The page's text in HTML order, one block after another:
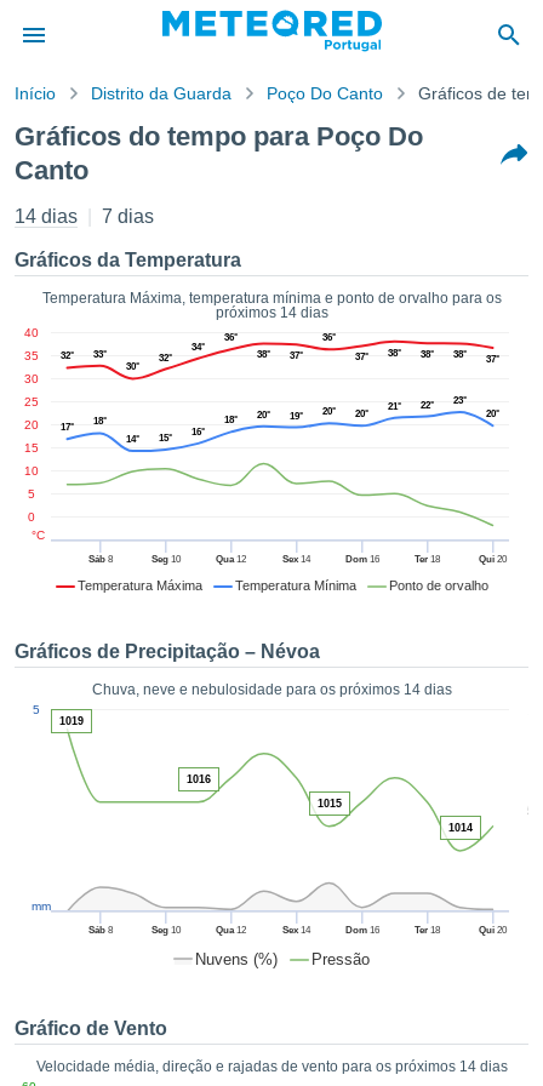
da
por
que as
a este
das
e
forma
digital
ou
permite-
a nossa
fornecer-
de alta
todos os
no
como
um perfil
CONTINUAR
CONFIGURAÇÕES
Início Distrito da Guarda Poço Do Canto Gráficos de
Gráficos do tempo para Poço Do
Canto
14 dias 7 dias
Gráficos da Temperatura
Temperatura Máxima, temperatura mínima e ponto de orvalho para os
próximos 14 dias
Temperatura Máxima Temperatura Mínima Ponto de orvalho
Sáb8 Seg10 Qua12 Sex 14 Dom16 Ter 18 Qui 20
0
5
10
15
20
25
30
35
40
°C
32°
33°
30°
32°
34°
36°
38°
37°
36°
37°
38° 38° 38° 37°
17°
18°
14°
15°
16°
18° 20° 19° 20° 20°
21° 22°
23°
20°
Gráficos de Precipitação – Névoa
Chuva, neve e nebulosidade para os próximos 14 dias
Nuvens (%) Pressão
50
Sáb8 Seg10 Qua12 Sex 14 Dom16 Ter 18 Qui 20
5
mm
1019
1016
1015
1014
Gráfico de Vento
Velocidade média, direção e rajadas de vento para os próximos 14 dias